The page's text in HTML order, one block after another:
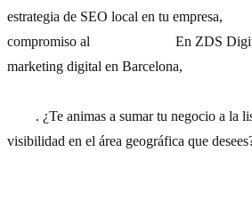
estrategia de SEO local en tu empresa,
compromiso al
En ZDS
marketing digital en Barcelona,
. ¿Te animas a sumar tu negocio a la
visibilidad en el área geográfica que